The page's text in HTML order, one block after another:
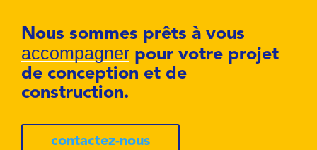
Nous sommes prêts à vous
accompagner pour votre projet
de conception et de
construction.
contactez-nous